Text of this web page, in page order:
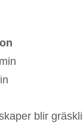
blir